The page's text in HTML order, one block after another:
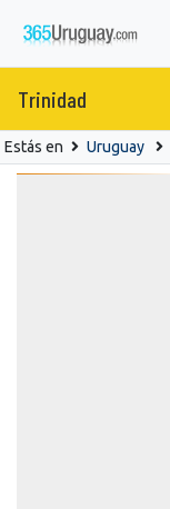
Trinidad
Estás en Uruguay